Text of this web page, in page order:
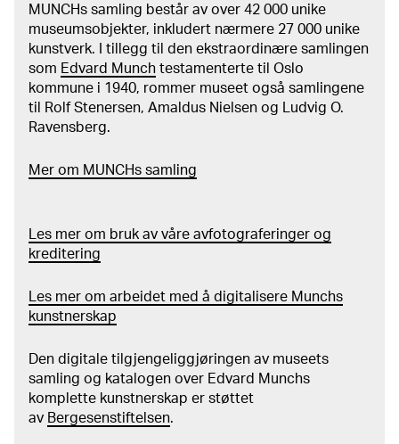
MUNCHs samling består av over 42 000 unike
museumsobjekter, inkludert nærmere 27 000 unike
kunstverk. I tillegg til den ekstraordinære samlingen
som Edvard Munch testamenterte til Oslo
kommune i 1940, rommer museet også samlingene
til Rolf Stenersen, Amaldus Nielsen og Ludvig O.
Ravensberg.
Mer om MUNCHs samling
Les mer om bruk av våre avfotograferinger og
kreditering
Les mer om arbeidet med å digitalisere Munchs
kunstnerskap
Den digitale tilgjengeliggjøringen av museets
samling og katalogen over Edvard Munchs
komplette kunstnerskap er støttet
av Bergesenstiftelsen.